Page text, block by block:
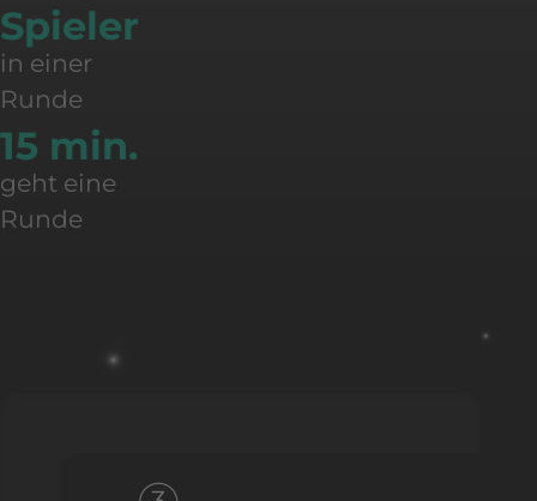
Spieler
in einer
Runde
15 min.
geht eine
Runde